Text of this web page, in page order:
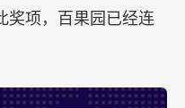
奖项，百果园已经连